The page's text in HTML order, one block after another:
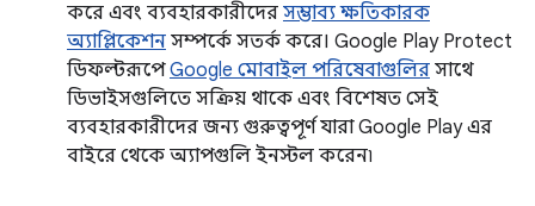
করে এবং ব্যবহারকারীদের সম্ভাব্য ক্ষতিকারক
অ্যাপ্লিকেশন সম্পর্কে সতর্ক করে। Google Play Protect
ডিফল্টরূপেGoogle মোবাইল পরিষেবাগুলির সাথে
ডিভাইসগুলিতে সক্রিয় থাকে এবং বিশেষত সেই
ব্যবহারকারীদের জন্য গুরুত্বপূর্ণ যারা Google Play এর
বাইরে থেকে অ্যাপগুলি ইনস্টল করেন৷